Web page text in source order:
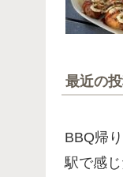
最近の
BBQ帰
駅で感